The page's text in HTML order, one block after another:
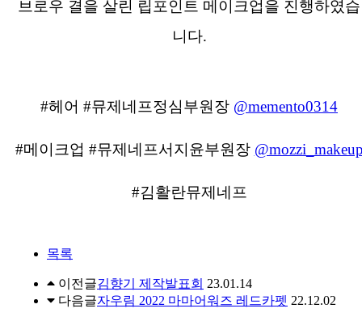
브로우 결을 살린 립포인트 메이크업을 진행하였습
니다.
#헤어 #뮤제네프정심부원장 @memento0314
#메이크업 #뮤제네프서지윤부원장
#김활란뮤제네프
목록
이전글김향기 제작발표회 23.01.14
다음글자우림 2022 마마어워즈 레드카펫 22.12.02